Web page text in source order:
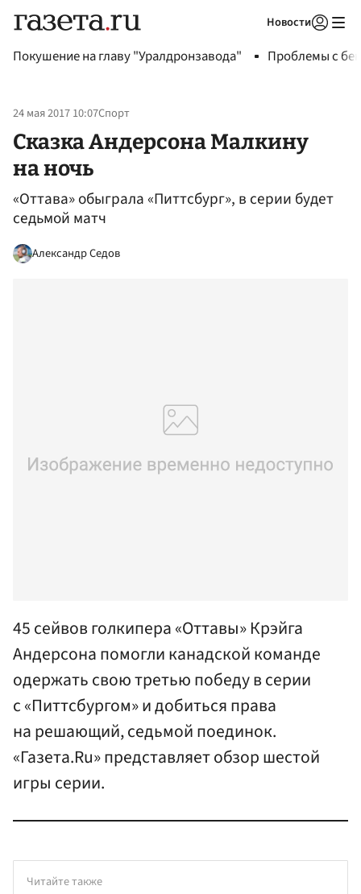
Новости
Покушение на главу "Уралдронзавода" Проблемы с
24 мая 2017 10:07Спорт
Сказка Андерсона Малкину
на ночь
«Оттава» обыграла «Питтсбург», в серии будет
седьмой матч
Александр Седов
45 сейвов голкипера «Оттавы» Крэйга
Андерсона помогли канадской команде
одержать свою третью победу в серии
с «Питтсбургом» и добиться права
на решающий, седьмой поединок.
«Газета.Ru» представляет обзор шестой
игры серии.
Читайте также